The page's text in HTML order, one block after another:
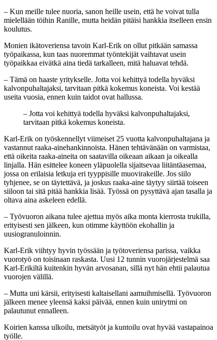
– Kun meille tulee nuoria, sanon heille usein, että he voivat tulla
mielellään töihin Ranille, mutta heidän pitäisi hankkia itselleen ensin
koulutus.
Monien ikätoveriensa tavoin Karl-Erik on ollut pitkään samassa
työpaikassa, kun taas nuoremmat työntekijät vaihtavat usein
työpaikkaa eivätkä aina tiedä tarkalleen, mitä haluavat tehdä.
– Tämä on haaste yritykselle. Jotta voi kehittyä todella hyväksi
kalvonpuhaltajaksi, tarvitaan pitkä kokemus koneista. Voi kestää
useita vuosia, ennen kuin taidot ovat hallussa.
– Jotta voi kehittyä todella hyväksi kalvonpuhaltajaksi,
tarvitaan pitkä kokemus koneista.
Karl-Erik on työskennellyt viimeiset 25 vuotta kalvonpuhaltajana ja
vastannut raaka-ainehankinnoista. Hänen tehtävänään on varmistaa,
että oikeita raaka-aineita on saatavilla oikeaan aikaan ja oikealla
linjalla. Hän esittelee koneen yläpuolella sijaitsevaa liitäntäasemaa,
jossa on erilaisia letkuja eri tyyppisille muovirakeille. Jos siilo
tyhjenee, se on täytettävä, ja joskus raaka-aine täytyy siirtää toiseen
siiloon tai sitä pitää hankkia lisää. Työssä on pysyttävä ajan tasalla ja
oltava aina askeleen edellä.
– Työvuoron aikana tulee ajettua myös aika monta kierrosta trukilla,
erityisesti sen jälkeen, kun otimme käyttöön ekohallin ja
uusiogranuloinnin.
Karl-Erik viihtyy hyvin työssään ja työtoveriensa parissa, vaikka
vuorotyö on toisinaan raskasta. Uusi 12 tunnin vuorojärjestelmä saa
Karl-Erikiltä kuitenkin hyvän arvosanan, sillä nyt hän ehtii palautua
vuorojen välillä.
– Mutta uni kärsii, erityisesti kaltaisellani aamuihmisellä. Työvuoron
jälkeen menee yleensä kaksi päivää, ennen kuin unirytmi on
palautunut ennalleen.
Koirien kanssa ulkoilu, metsätyöt ja kuntoilu ovat hyvää vastapainoa
työlle.